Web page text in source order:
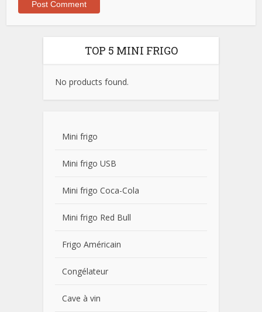
TOP 5 MINI FRIGO
No products found.
Mini frigo
Mini frigo USB
Mini frigo Coca-Cola
Mini frigo Red Bull
Frigo Américain
Congélateur
Cave à vin